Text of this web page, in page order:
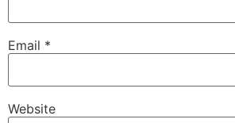
Email *
Website